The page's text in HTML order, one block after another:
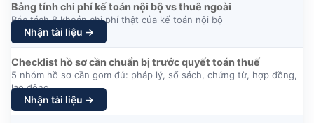
Bảng tính chi phí kế toán nội bộ vs thuê ngoài
Bóc tách 8 khoản chi phí thật của kế toán nội bộ
Nhận tài liệu →
Checklist hồ sơ cần chuẩn bị trước quyết toán thuế
5 nhóm hồ sơ cần gom đủ: pháp lý, sổ sách, chứng từ, hợp đồng,
lao động
Nhận tài liệu →